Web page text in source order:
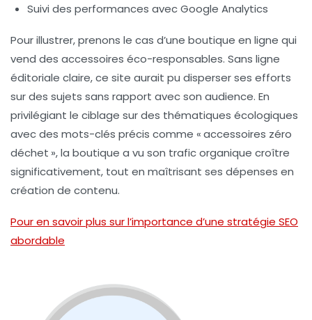
Suivi des performances avec Google Analytics
Pour illustrer, prenons le cas d’une boutique en ligne qui
vend des accessoires éco-responsables. Sans ligne
éditoriale claire, ce site aurait pu disperser ses efforts
sur des sujets sans rapport avec son audience. En
privilégiant le ciblage sur des thématiques écologiques
avec des mots-clés précis comme « accessoires zéro
déchet », la boutique a vu son trafic organique croître
significativement, tout en maîtrisant ses dépenses en
création de contenu.
Pour en savoir plus sur l’importance d’une stratégie SEO
abordable